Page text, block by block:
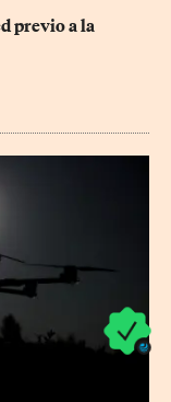
previo a la